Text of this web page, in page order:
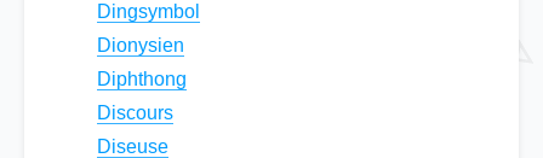
Dingsymbol
Dionysien
Diphthong
Discours
Diseuse